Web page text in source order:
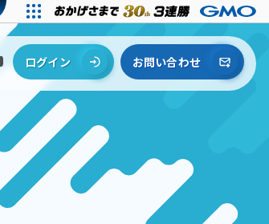
ログイン お問い合わせ